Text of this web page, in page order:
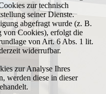
zur technisch
seiner Dienste.
abgefragt wurde (z. B.
von Cookies), erfolgt die
von Art. 6 Abs. 1 lit.
widerrufbar.
zur Analyse Ihres
werden diese in dieser